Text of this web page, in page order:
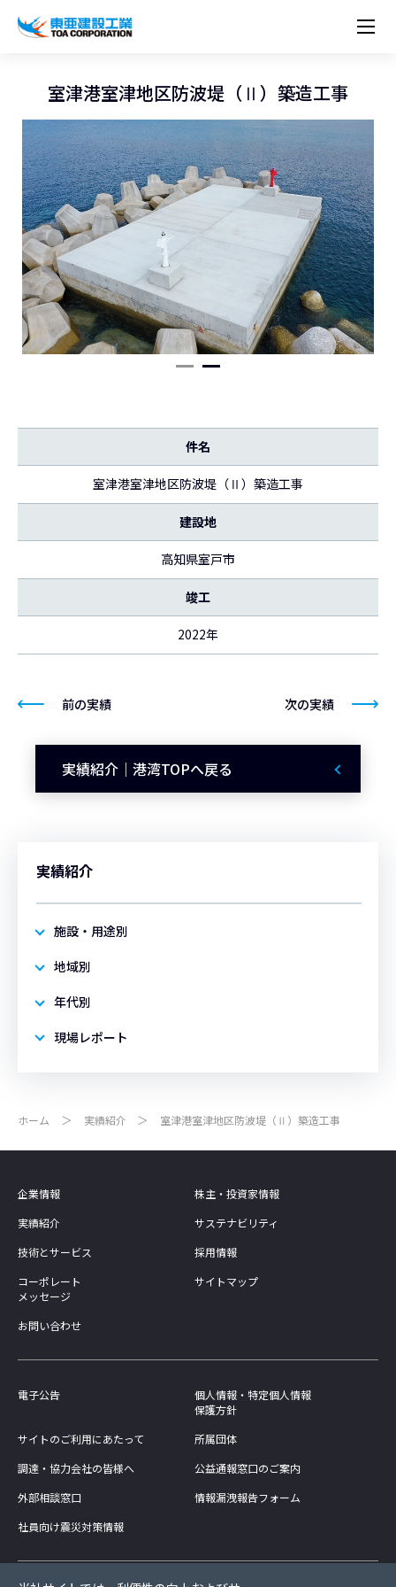
経営理念
トップメッセージ
労働安全衛生・環境・品質方針
プレスリリース
営業種目
組織図
ネットワーク
役員一覧
コーポレートメッセージ
沿革
東亜坊や
シンボルマーク「三羽の鶴」
関連書籍
東亜の歩み ～From 1908 to 2008～
株主・投資家情報
トップメッセージ
中期経営計画資料
統合報告書
IRニュース
最新IR資料
IRカレンダー
株価情報
シェアードリサーチレポート
経営方針
IRライブラリー
株式・社債情報
IRイベント
IRサポート
ESGに関する外部評価
実績紹介
施設・用途別
国内から探す
海外から探す
年代別
現場レポート
サステナビリティ
トップメッセージ
サステナビリティ経営
重要課題とKPI
DX戦略
統合報告書
ESGデータ
環境行動規範
環境マネジメント
カーボンニュートラルへの取組み
生物多様性
（自然関連の情報開示）
水資源
人権の尊重
人材育成
健康経営
労働安全衛生
品質向上
サプライチェーン・マネジメント
パートナーシップ構築宣言
マルチステークホルダー方針
コーポレートガバナンス
コンプライアンス
リスクマネジメント
情報セキュリティ
AI活用ポリシー
知的財産基本方針
社会貢献活動
ESGに関する外部評価
技術とサービス
ニーズから探す
施設・用途から探す
建築技術一覧
土木技術一覧
所有船舶一覧
技術研究開発センター
海の相談室
冷蔵倉庫の相談室
冷蔵倉庫をつくりたい
木質化計画 特別鼎談
お問い合わせ
採用情報
新卒・第二新卒採用情報
キャリア採用
障がい者採用
カムバック採用
Careers (English)
コーポレートメッセージ
室津港室津地区防波堤（Ⅱ）築造工事
件名
室津港室津地区防波堤（Ⅱ）築造工事
建設地
高知県室戸市
竣工
2022年
前の実績
実績紹介｜港湾TOPへ戻る
次の実績
実績紹介
施設・用途別
地域別
年代別
現場レポート
ホーム 実績紹介 室津港室津地区防波堤（Ⅱ）築造工事
企業情報
株主・投資家情報
実績紹介
サステナビリティ
技術とサービス
採用情報
コーポレート
メッセージ
サイトマップ
お問い合わせ
電子公告
個人情報・特定個人情報
保護方針
サイトのご利用にあたって
所属団体
調達・協力会社の皆様へ
公益通報窓口のご案内
外部相談窓口
情報漏洩報告フォーム
社員向け震災対策情報